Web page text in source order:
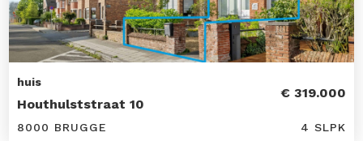
huis
Houthulststraat 10
€ 319.000
8000 BRUGGE 4 SLPK